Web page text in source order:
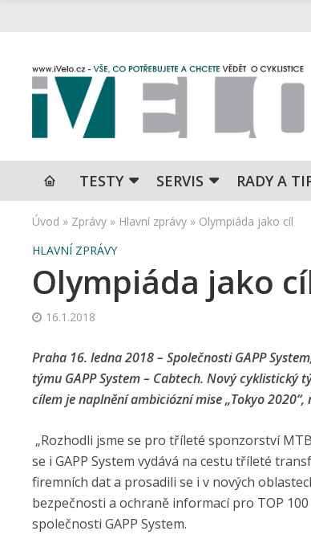
TESTY SERVIS RADY A
Úvod » Zprávy » Hlavní zprávy » Olympiáda jako cíl
HLAVNÍ ZPRÁVY
Olympiáda jako
16.1.2018
Praha 16. ledna 2018 – Společnosti GAPP
týmu GAPP System – Cabtech. Nový cyklistický
cílem je naplnění ambiciózní mise „Tokyo
„Rozhodli jsme se pro tříleté sponzorství
se i GAPP System vydává na cestu tříleté
firemních dat a prosadili se i v nových
bezpečnosti a ochraně informací pro TOP
společnosti GAPP System.